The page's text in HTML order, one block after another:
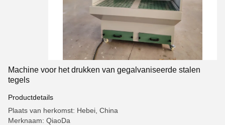
Machine voor het drukken van gegalvaniseerde stalen
tegels
Productdetails
Plaats van herkomst: Hebei, China
Merknaam: QiaoDa